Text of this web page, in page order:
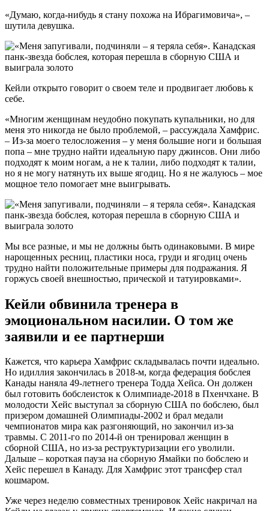
«Думаю, когда-нибудь я стану похожа на Ибрагимовича», –
шутила девушка.
Кейли открыто говорит о своем теле и продвигает любовь к
себе.
«Многим женщинам неудобно покупать купальники, но для
меня это никогда не было проблемой, – рассуждала Хамфрис.
– Из-за моего телосложения – у меня большие ноги и большая
попа – мне трудно найти идеальную пару джинсов. Они либо
подходят к моим ногам, а не к талии, либо подходят к талии,
но я не могу натянуть их выше ягодиц. Но я не жалуюсь – мое
мощное тело помогает мне выигрывать.
Мы все разные, и мы не должны быть одинаковыми. В мире
нарощенных ресниц, пластики носа, груди и ягодиц очень
трудно найти положительные примеры для подражания. Я
горжусь своей внешностью, прической и татуировками».
Кейли обвинила тренера в
эмоциональном насилии. О том же
заявили и ее партнерши
Кажется, что карьера Хамфрис складывалась почти идеально.
Но идиллия закончилась в 2018-м, когда федерация бобслея
Канады наняла 49-летнего тренера Тодда Хейса. Он должен
был готовить бобслеисток к Олимпиаде-2018 в Пхенчхане. В
молодости Хейс выступал за сборную США по бобслею, был
призером домашней Олимпиады-2002 и брал медали
чемпионатов мира как разгоняющий, но закончил из-за
травмы. С 2011-го по 2014-й он тренировал женщин в
сборной США, но из-за реструктуризации его уволили.
Дальше – короткая пауза на сборную Ямайки по бобслею и
Хейс перешел в Канаду. Для Хамфрис этот трансфер стал
кошмаром.
Уже через неделю совместных тренировок Хейс накричал на